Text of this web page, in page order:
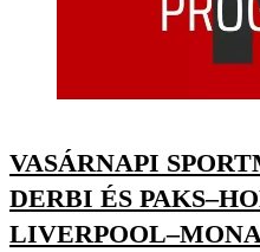
VASÁRNAPI
DERBI ÉS